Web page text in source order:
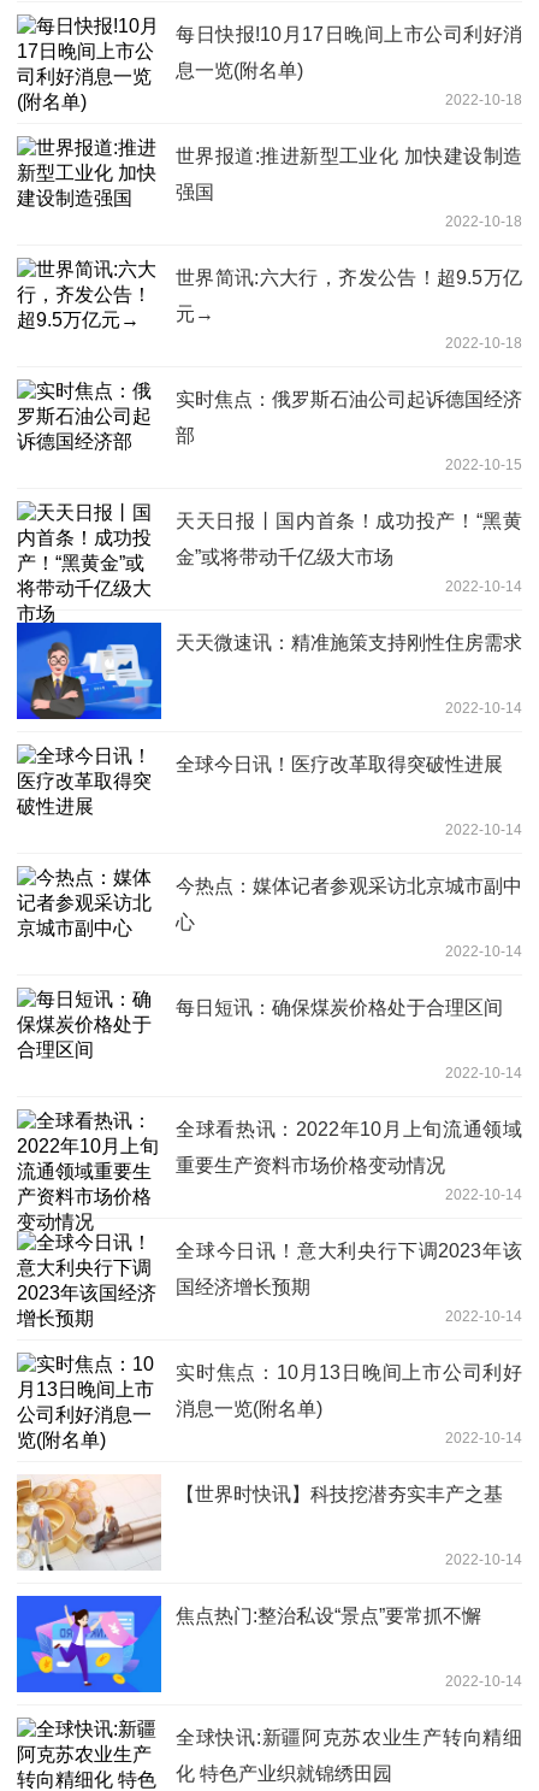
每日快报!10月17日晚间上市公司利好消
息一览(附名单)
2022-10-18
世界报道:推进新型工业化 加快建设制造
强国
2022-10-18
世界简讯:六大行，齐发公告！超9.5万亿
元→
2022-10-18
实时焦点：俄罗斯石油公司起诉德国经济
部
2022-10-15
天天日报丨国内首条！成功投产！“黑黄
金”或将带动千亿级大市场
2022-10-14
天天微速讯：精准施策支持刚性住房需求
2022-10-14
全球今日讯！医疗改革取得突破性进展
2022-10-14
今热点：媒体记者参观采访北京城市副中
心
2022-10-14
每日短讯：确保煤炭价格处于合理区间
2022-10-14
全球看热讯：2022年10月上旬流通领域
重要生产资料市场价格变动情况
2022-10-14
全球今日讯！意大利央行下调2023年该
国经济增长预期
2022-10-14
实时焦点：10月13日晚间上市公司利好
消息一览(附名单)
2022-10-14
【世界时快讯】科技挖潜夯实丰产之基
2022-10-14
焦点热门:整治私设“景点”要常抓不懈
2022-10-14
全球快讯:新疆阿克苏农业生产转向精细
化 特色产业织就锦绣田园